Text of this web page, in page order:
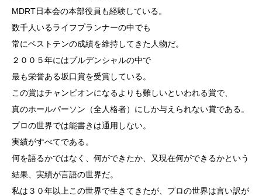
MDRT日本会の本部役員も経験している。
数千人いるライフプランナーの中でも
常にベストテンの成績を維持してきた人物だ。
２００５年にはプルデンシャルの中で
最も栄誉ある坂口賞を受賞している。
この賞はチャンピオンになるよりも難しいといわれる賞で、
真のホールパーソン（全人格者）にしか与えられない賞である。
プロの世界では能書きは通用しない。
実績がすべてである。
何を語るかではなく、何ができたか、又現在何ができるかという
結果、実績が言語の世界だ。
私は３０年以上この世界で生きてきたが、プロの世界は言い訳が